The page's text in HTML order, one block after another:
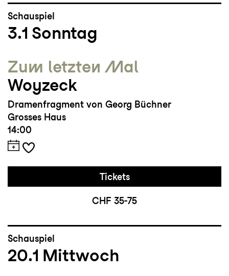
Schauspiel
3.1 Sonntag
Zum letzten Mal
Woyzeck
Dramenfragment von Georg Büchner
Grosses Haus
14:00
Tickets
CHF 35-75
Schauspiel
20.1 Mittwoch